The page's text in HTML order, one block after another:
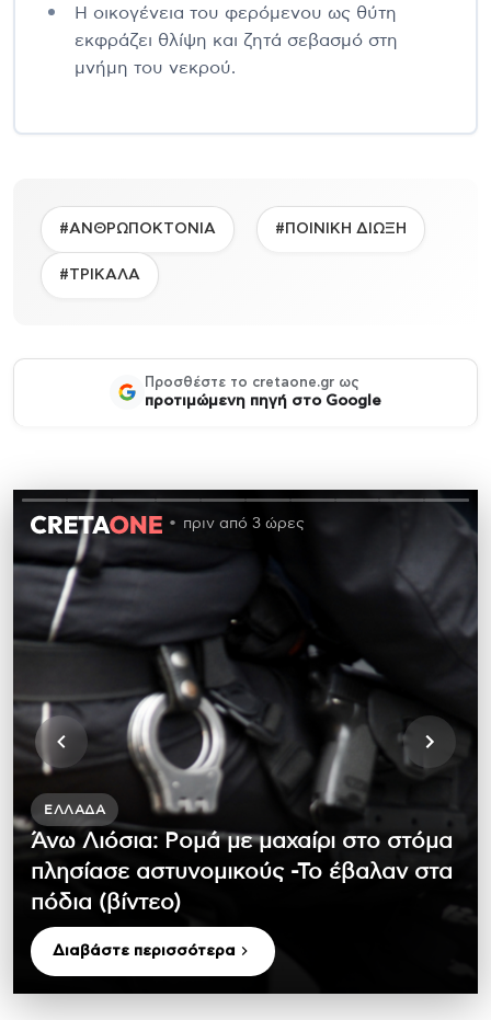
Η οικογένεια του φερόμενου ως θύτη
εκφράζει θλίψη και ζητά σεβασμό στη
μνήμη του νεκρού.
#ΑΝΘΡΩΠΟΚΤΟΝΙΑ #ΠΟΙΝΙΚΗ ΔΙΩΞΗ
#ΤΡΙΚΑΛΑ
Προσθέστε το cretaone.gr ως
προτιμώμενη πηγή στο Google
πριν από 3 ώρες
ΕΛΛΆΔΑ
Άνω Λιόσια: Ρομά με μαχαίρι στο στόμα
πλησίασε αστυνομικούς -Το έβαλαν στα
πόδια (βίντεο)
Διαβάστε περισσότερα